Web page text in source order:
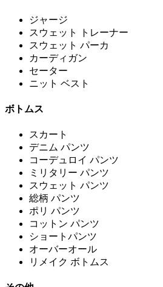
ジャージ
スウェット トレーナー
スウェット パーカ
カーディガン
セーター
ニット ベスト
ボトムス
スカート
デニム パンツ
コーデュロイ パンツ
ミリタリー パンツ
スウェット パンツ
総柄 パンツ
ポリ パンツ
コットン パンツ
ショートパンツ
オーバーオール
リメイク ボトムス